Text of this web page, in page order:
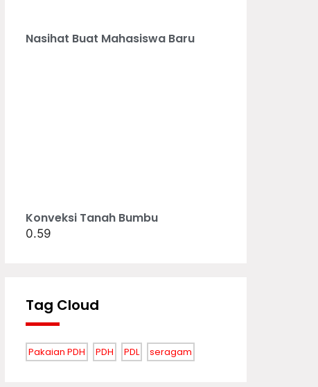
Nasihat Buat Mahasiswa Baru
Konveksi Tanah Bumbu
Tag Cloud
Pakaian PDH PDH PDL seragam